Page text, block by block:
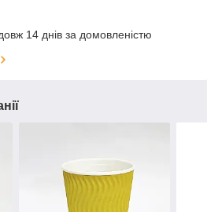
14 днів за домовленістю